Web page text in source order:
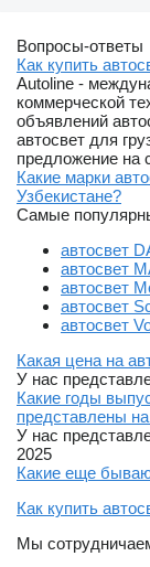
Вопросы-ответы
Как купить
Autoline -
коммерческой
объявлений
автосвет для
предложение на
Какие марки
Узбекистане?
Самые
автосвет
автосвет
автосвет
автосвет
автосвет
Какая цена на
У нас
Какие годы
представлены
У нас
2025
Какие еще
Как купить
Мы